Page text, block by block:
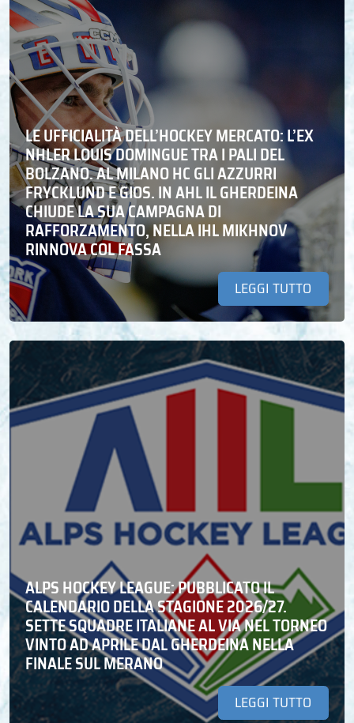
LE UFFICIALITÀ DELL’HOCKEY MERCATO: L’EX
NHLER LOUIS DOMINGUE TRA I PALI DEL
BOLZANO. AL MILANO HC GLI AZZURRI
FRYCKLUND E GIOS. IN AHL IL GHERDEINA
CHIUDE LA SUA CAMPAGNA DI
RAFFORZAMENTO, NELLA IHL MIKHNOV
RINNOVA COL FASSA
LEGGI TUTTO
ALPS HOCKEY LEAGUE: PUBBLICATO IL
CALENDARIO DELLA STAGIONE 2026/27.
SETTE SQUADRE ITALIANE AL VIA NEL TORNEO
VINTO AD APRILE DAL GHERDEINA NELLA
FINALE SUL MERANO
LEGGI TUTTO